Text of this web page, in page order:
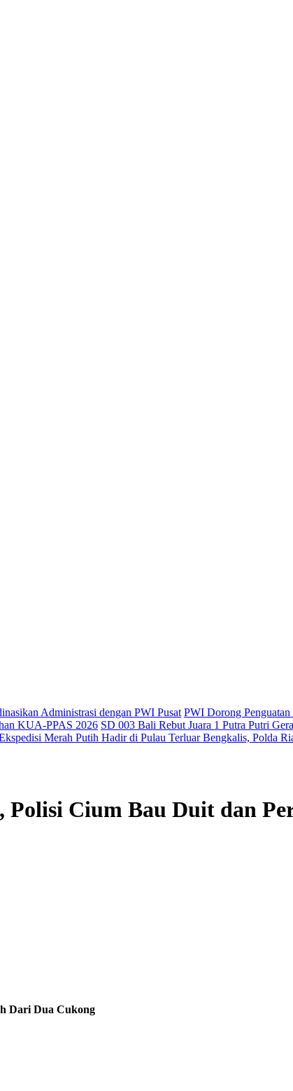
Administrasi dengan PWI Pusat PWI Dorong
KUA-PPAS 2026 SD 003 Bali Rebut Juara 1 Putra Putri
Merah Putih Hadir di Pulau Terluar Bengkalis, Polda
Polisi Cium Bau Duit dan
Dari Dua Cukong